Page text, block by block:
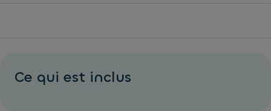
Ce qui est inclus